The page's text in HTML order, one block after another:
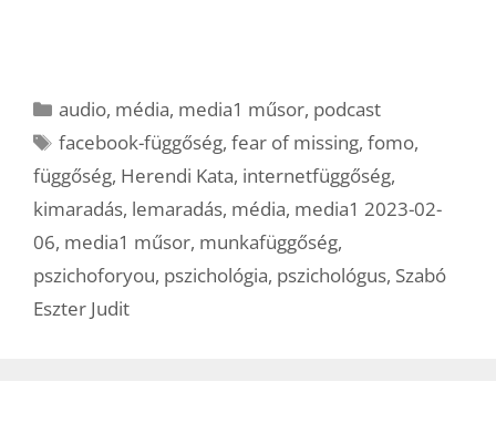
Kategória
audio, média, media1 műsor, podcast
Címkék
facebook-függőség,fear of missing,fomo,
függőség, Herendi Kata, internetfüggőség,
kimaradás, lemaradás, média, media1 2023-02-
06, media1 műsor, munkafüggőség,
pszichoforyou, pszichológia, pszichológus, Szabó
Eszter Judit